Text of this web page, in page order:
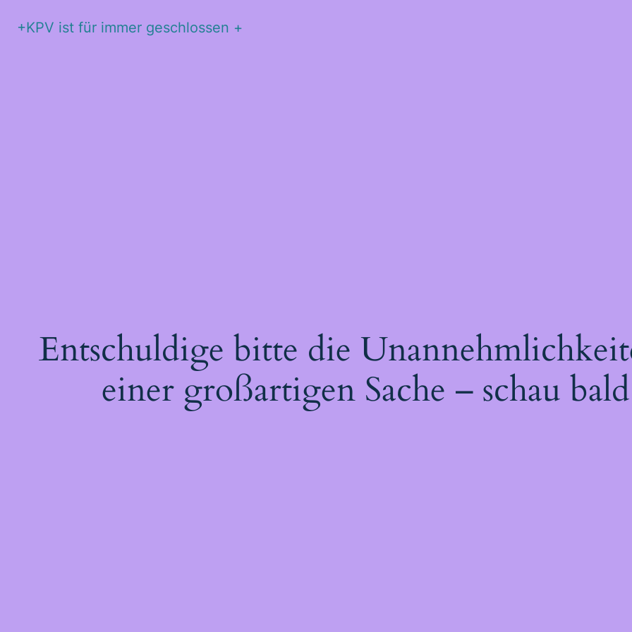
+KPV ist für immer geschlossen +
Entschuldige bitte die
einer großartigen Sache – schau